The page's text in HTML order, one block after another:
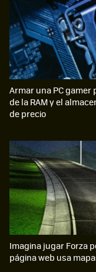
Armar una PC gamer
de la RAM y el
de precio
Imagina jugar Forza
página web usa